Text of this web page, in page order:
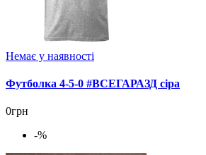
Немає у наявності
Футболка 4-5-0 #ВСЕГАРАЗД сіра
0грн
-%